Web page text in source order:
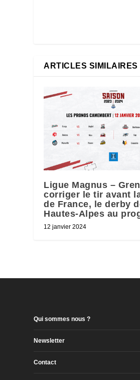
ARTICLES SIMILAIRES
Ligue Magnus –
corriger le tir avant
de France, le derby
Hautes-Alpes au
12 janvier 2024
Qui sommes nous ?
Newsletter
Contact